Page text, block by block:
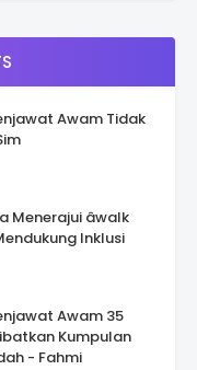
Awam Tidak
âwalk
Inklusi
Awam 35
Kumpulan
- Fahmi